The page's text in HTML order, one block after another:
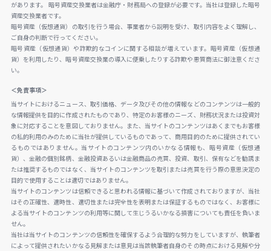
があります。 暗号資産交換業者は金融庁・財務局への登録が必要です。当社は登録した暗号
資産交換業者です。
暗号資産（仮想通貨）の取引を行う場合、事業者から説明を受け、取引内容をよく理解し、
ご自身の判断で行ってください。
暗号資産（仮想通貨）や詐欺的なコインに関する相談が増えています。暗号資産（仮想通
貨）を利用したり、暗号資産交換業の導入に便乗したりする詐欺や悪質商法に御注意くださ
い。
＜免責事項＞
当サイトにおけるニュース、取引価格、データ及びその他の情報などのコンテンツは一般的
な情報提供を目的に作成されたものであり、特定のお客様のニーズ、財務状況または投資対
象に対応することを意図しておりません。また、当サイトのコンテンツはあくまでもお客様
の私的利用のみのために当社が提供しているものであって、商用目的のために提供されてい
るものではありません。当サイトのコンテンツ内のいかなる情報も、暗号資産（仮想通
貨）、金融の個別銘柄、金融投資あるいは金融商品の売買、投資、取引、保有などを勧誘ま
たは推奨するものではなく、当サイトのコンテンツを取引または売買を行う際の意思決定の
目的で使用することは適切ではありません。
当サイトのコンテンツは信頼できると思われる情報に基づいて作成されておりますが、当社
はその正確性、適時性、適切性または完全性を表明または保証するものではなく、お客様に
よる当サイトのコンテンツの利用等に関して生じうるいかなる損害についても責任を負いま
せん。
当社は当サイトのコンテンツの信頼性を確保するよう合理的な努力をしていますが、執筆者
によって提供されたいかなる見解または意見は当該執筆者自身のその時点における見解や分